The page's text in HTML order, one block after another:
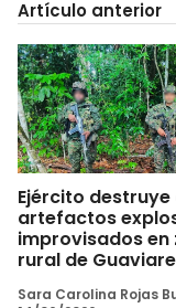
Artículo anterior
Ejército destruye
artefactos
improvisados en
rural de Guaviare
Sara Carolina Rojas